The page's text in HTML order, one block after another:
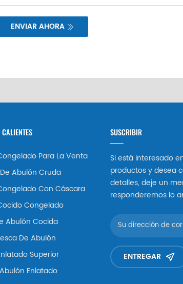
ENVIAR AHORA
Para La Venta
Abulón Cruda
Con Cáscara
Congelado
Abulón Cocida
De Abulón
Superior
Enlatado
SUSCRIBIR
Si está interesado
productos y desea
detalles, deje un
responderemos lo
ENTREGAR